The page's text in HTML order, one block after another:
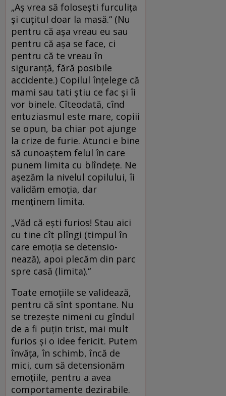
„Aș vrea să folosești furculița
și cuțitul doar la masă.“ (Nu
pentru că așa vreau eu sau
pentru că așa se face, ci
pentru că te vreau în
siguranță, fără posibile
accidente.) Copilul înțelege că
mami sau tati știu ce fac și îi
vor binele. Cîteodată, cînd
entuziasmul este mare, copiii
se opun, ba chiar pot ajunge
la crize de furie. Atunci e bine
să cunoaștem felul în care
punem limita cu blîndețe. Ne
așezăm la nivelul copilului, îi
validăm emoția, dar
menținem limita.
„Văd că ești furios! Stau aici
cu tine cît plîngi (timpul în
care emoția se detensio­
nează), apoi plecăm din parc
spre casă (limita).“
Toate emoțiile se validează,
pentru că sînt spontane. Nu
se trezește nimeni cu gîndul
de a fi puțin trist, mai mult
furios și o idee fericit. Putem
învăța, în schimb, încă de
mici, cum să detensionăm
emoțiile, pentru a avea
comportamente dezirabile.